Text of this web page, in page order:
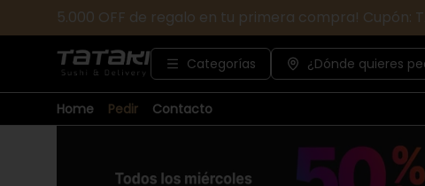
5.000 OFF de regalo en tu primera compra! Cupón:
Categorías ¿Dónde quieres
Home Pedir Contacto